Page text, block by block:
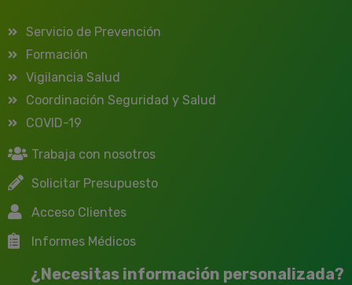
Servicio de Prevención
Formación
Vigilancia Salud
Coordinación Seguridad y Salud
COVID-19
Trabaja con nosotros
Solicitar Presupuesto
Acceso Clientes
Informes Médicos
¿Necesitas información personalizada?